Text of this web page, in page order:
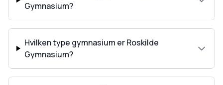
Gymnasium?
Hvilken type gymnasium er Roskilde
Gymnasium?